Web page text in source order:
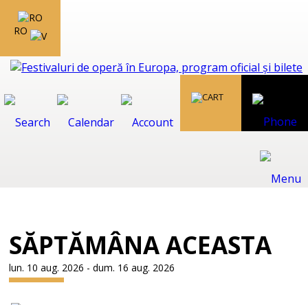
RO
SĂPTĂMÂNA ACEASTA
lun. 10 aug. 2026 - dum. 16 aug. 2026